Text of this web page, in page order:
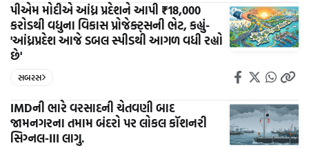
પીએમ મોદીએ આંધ્ર પ્રદેશને આપી ₹18,000
કરોડથી વધુના વિકાસ પ્રોજેક્ટ્સની ભેટ, કહ્યું-
'આંધ્રપ્રદેશ આજે ડબલ સ્પીડથી આગળ વધી રહ્યો
છે'
સબરસ
IMDની ભારે વરસાદની ચેતવણી બાદ
જામનગરના તમામ બંદરો પર લોકલ કૉશનરી
સિગ્નલ-III લાગુ.